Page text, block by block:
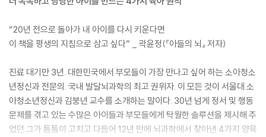
“20년 전으로 돌아가 내 아이를 다시 키운다면
이 책을 평생의 지침으로 삼고 싶다” _ 곽윤정(『아들의 뇌』 저자)
진료 대기만 3년. 대한민국에서 부모들이 가장 만나고 싶어 하는 소아청소
년정신과 전문의. 국내 발달뇌과학의 최고 권위자. 이 모든 것이 서울대 소
아청소년정신과 김붕년 교수를 소개하는 말이다. 30년 넘게 정서 및 행동
문제를 겪고 있는 수많은 아이들과 부모들에게 탁월한 솔루션을 제시해 주
었던 그가 틈틈이 고치고 다듬어 12년 만에 뇌과학에서 찾아낸 4가지 양육